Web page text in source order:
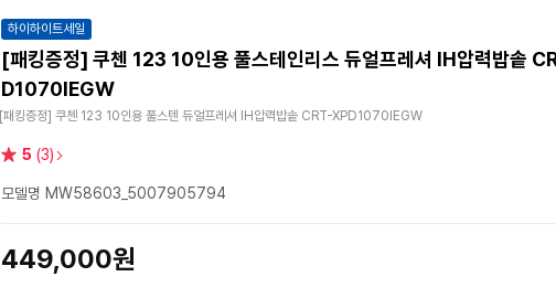
하이하이트세일
[패킹증정] 쿠첸 123 10인용 풀스테인리스 듀얼프레셔 IH압력밥솥 CRT-XP
D1070IEGW
[패킹증정] 쿠첸 123 10인용 풀스텐 듀얼프레셔 IH압력밥솥 CRT-XPD1070IEGW
별 5 (3)
모델명 MW58603_5007905794
449,000원